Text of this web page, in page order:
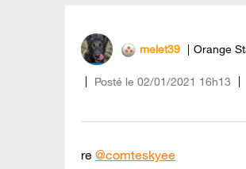
melet39 Orange
Posté le ‎02/01/2021 16h13
re @comteskyee